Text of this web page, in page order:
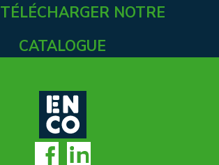
TÉLÉCHARGER NOTRE
CATALOGUE